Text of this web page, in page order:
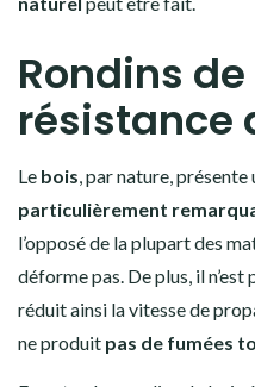
Rondins
résistance
Le bois , par nature, présente
particulièrement
l’opposé de la plupart des
déforme pas. De plus, il
réduit ainsi la vitesse de
ne produit pas de fumées